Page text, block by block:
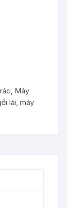
, Máy
lái,máy